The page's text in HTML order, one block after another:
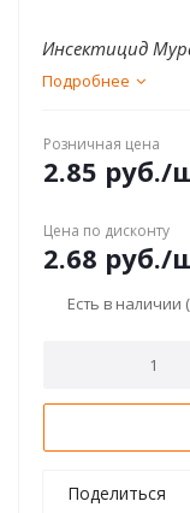
Инсектицид
Подробнее
Розничная цена
2.85 руб./
Цена по дисконту
2.68 руб./
Есть в наличии
Поделиться